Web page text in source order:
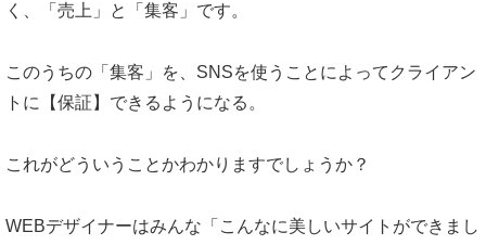
く、「売上」と「集客」です。
このうちの「集客」を、SNSを使うことによってクライアン
トに【保証】できるようになる。
これがどういうことかわかりますでしょうか？
WEBデザイナーはみんな「こんなに美しいサイトができまし